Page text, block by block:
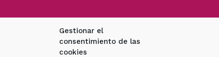
Gestionar el
consentimiento de las
cookies
Síguenos